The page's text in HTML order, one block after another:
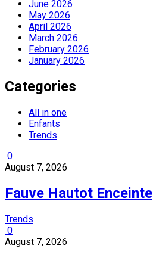
June 2026
May 2026
April 2026
March 2026
February 2026
January 2026
Categories
All in one
Enfants
Trends
0
August 7, 2026
Fauve Hautot Enceinte
Trends
0
August 7, 2026